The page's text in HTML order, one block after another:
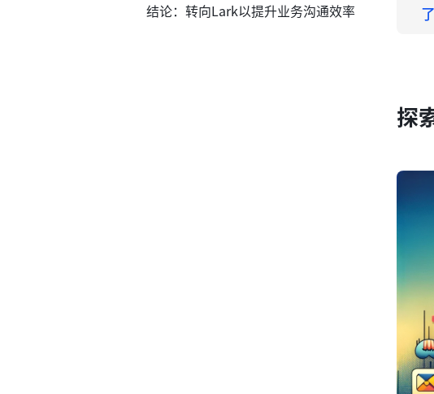
探
结论：转向Lark以提升业务沟通效率